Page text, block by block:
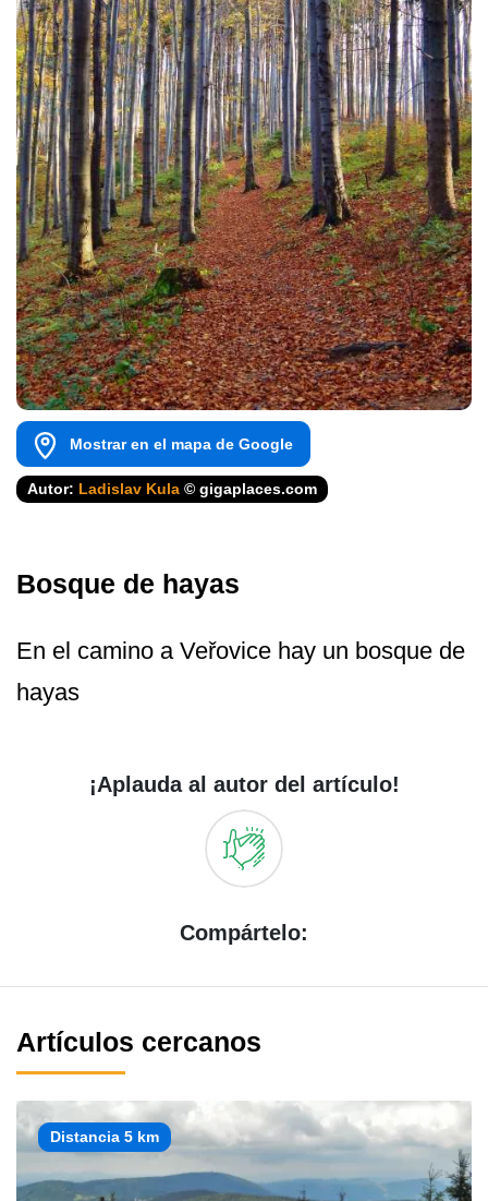
Mostrar en el mapa de Google
Autor: Ladislav Kula © gigaplaces.com
Bosque de hayas
En el camino a Veřovice hay un bosque de
hayas
¡Aplauda al autor del artículo!
Compártelo:
Artículos cercanos
Distancia 5 km